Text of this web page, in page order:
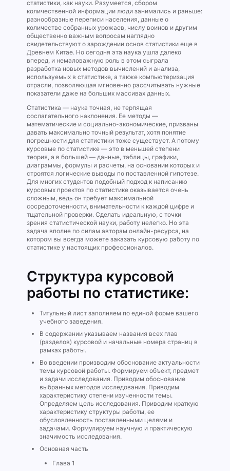
статистики, как науки. Разумеется, сбором
количественной информации люди занимались и раньше:
разнообразные переписи населения, данные о
количестве собранных урожаев, числу воинов и другим
общественно важным вопросам наглядно
свидетельствуют о зарождении основ статистики еще в
Древнем Китае. Но сегодня эта наука ушла далеко
вперед, и немаловажную роль в этом сыграла
разработка новых методов вычислений и анализа,
используемых в статистике, а также компьютеризация
отрасли, позволяющая мгновенно рассчитывать нужные
показатели даже на больших массивах данных.
Статистика — наука точная, не терпящая
сослагательного наклонения. Ее методы —
математические и социально-экономические, призваны
давать максимально точный результат, хотя понятие
погрешности для статистики тоже существует. А потому
курсовые по статистике — это в меньшей степени
теория, а в большей — данные, таблицы, графики,
диаграммы, формулы и расчеты, на основании которых и
строятся логические выводы по поставленной гипотезе.
Для многих студентов подобный подход к написанию
курсовых проектов по статистике оказывается очень
сложным, ведь он требует максимальной
сосредоточенности, внимательности к каждой цифре и
тщательной проверки. Сделать идеальную, с точки
зрения статистической науки, работу нелегко. Но эта
задача вполне по силам авторам онлайн-ресурса, на
котором вы всегда можете заказать курсовую работу по
статистике у настоящих профессионалов.
Структура курсовой
работы по статистике:
Титульный лист заполняем по единой форме вашего
учебного заведения.
В содержании указываем названия всех глав
(разделов) курсовой и начальные номера страниц в
рамках работы.
Во введении производим обоснование актуальности
темы курсовой работы. Формируем объект, предмет
и задачи исследования. Приводим обоснование
выбранных методов исследования. Приводим
характеристику степени изученности темы.
Определяем цель исследования. Приводим краткую
характеристику структуры работы, ее
обусловленность поставленными целями и
задачами. Формулируем научную и практическую
значимость исследования.
Основная часть
Глава 1